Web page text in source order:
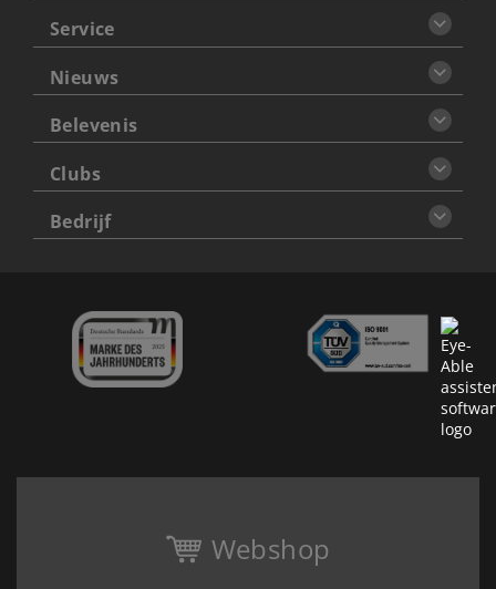
Service
Nieuws
Belevenis
Clubs
Bedrijf
Webshop